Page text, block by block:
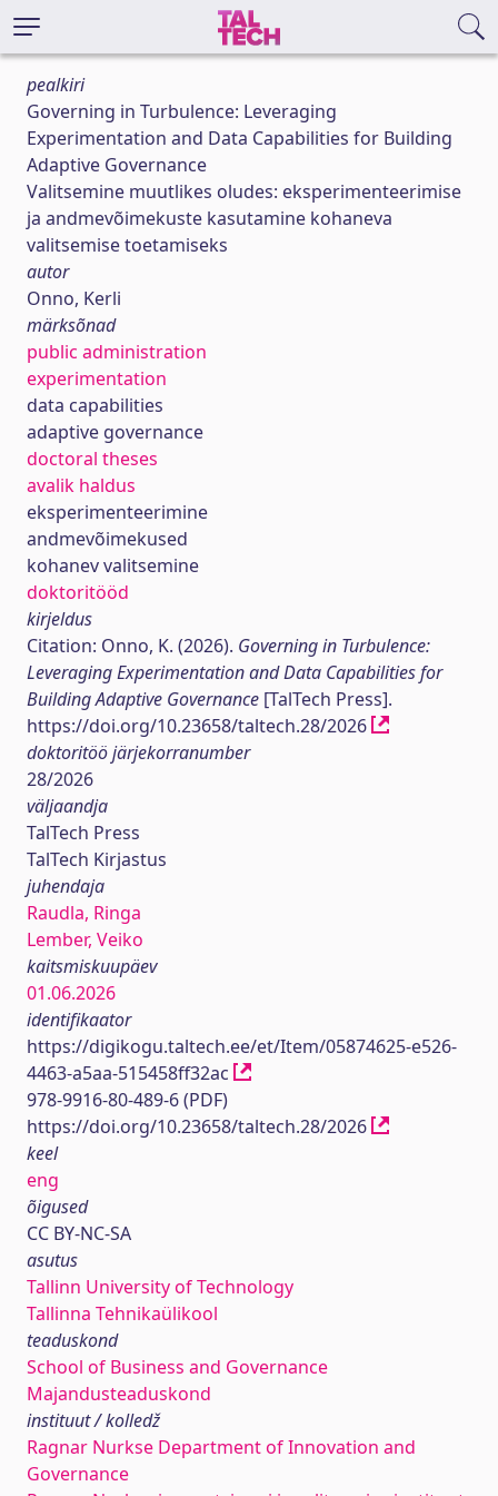
pealkiri
Governing in Turbulence: Leveraging
Experimentation and Data Capabilities for Building
Adaptive Governance
Valitsemine muutlikes oludes: eksperimenteerimise
ja andmevõimekuste kasutamine kohaneva
valitsemise toetamiseks
autor
Onno, Kerli
märksõnad
public administration
experimentation
data capabilities
adaptive governance
doctoral theses
avalik haldus
eksperimenteerimine
andmevõimekused
kohanev valitsemine
doktoritööd
kirjeldus
Citation: Onno, K. (2026). Governing in Turbulence:
Leveraging Experimentation and Data Capabilities for
Building Adaptive Governance [TalTech Press].
https://doi.org/10.23658/taltech.28/2026
doktoritöö järjekorranumber
28/2026
väljaandja
TalTech Press
TalTech Kirjastus
juhendaja
Raudla, Ringa
Lember, Veiko
kaitsmiskuupäev
01.06.2026
identifikaator
https://digikogu.taltech.ee/et/Item/05874625-e526-
4463-a5aa-515458ff32ac
978-9916-80-489-6 (PDF)
https://doi.org/10.23658/taltech.28/2026
keel
eng
õigused
CC BY-NC-SA
asutus
Tallinn University of Technology
Tallinna Tehnikaülikool
teaduskond
School of Business and Governance
Majandusteaduskond
instituut / kolledž
Ragnar Nurkse Department of Innovation and
Governance